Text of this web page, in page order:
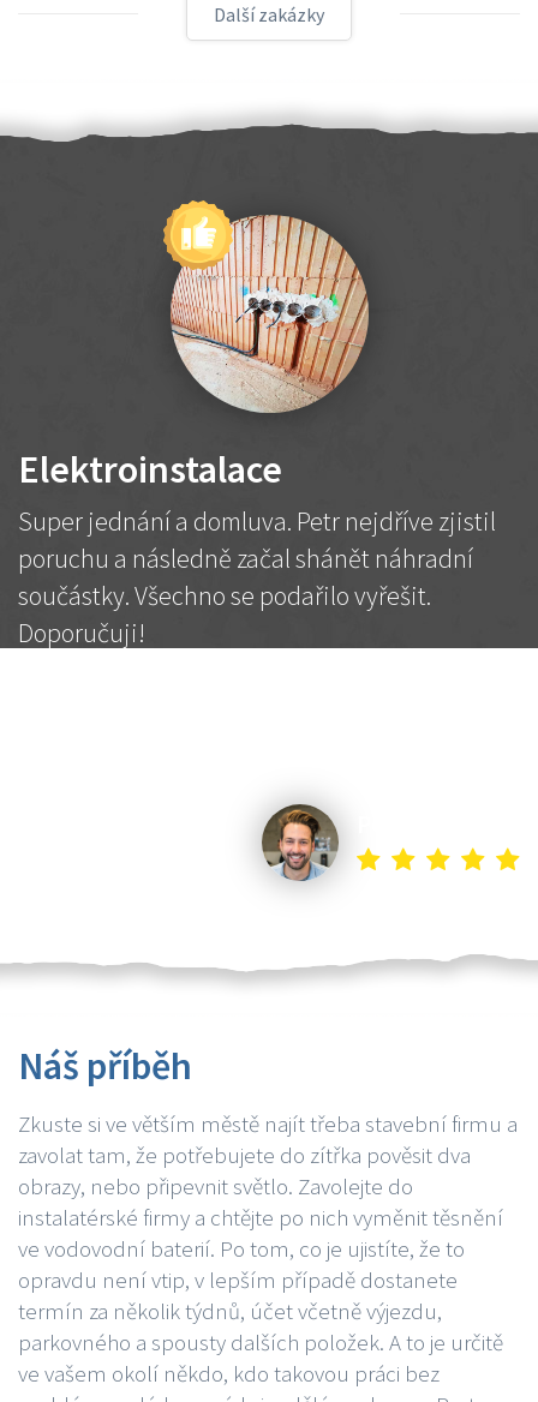
Další zakázky
Elektroinstalace
Super jednání a domluva. Petr nejdříve zjistil
poruchu a následně začal shánět náhradní
součástky. Všechno se podařilo vyřešit.
Doporučuji!
Náš příběh
Zkuste si ve větším městě najít třeba stavební firmu a
zavolat tam, že potřebujete do zítřka pověsit dva
obrazy, nebo připevnit světlo. Zavolejte do
instalatérské firmy a chtějte po nich vyměnit těsnění
ve vodovodní baterií. Po tom, co je ujistíte, že to
opravdu není vtip, v lepším případě dostanete
termín za několik týdnů, účet včetně výjezdu,
parkovného a spousty dalších položek. A to je určitě
ve vašem okolí někdo, kdo takovou práci bez